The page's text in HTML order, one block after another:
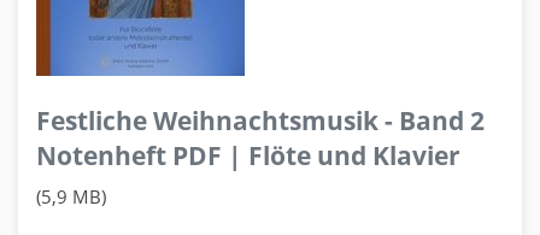
Festliche Weihnachtsmusik - Band 2
Notenheft PDF | Flöte und Klavier
(5,9 MB)